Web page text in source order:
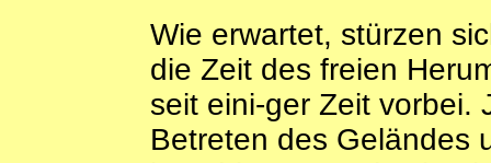
Wie erwartet, stürzen
die Zeit des freien
seit eini-ger Zeit vorbei.
Betreten des Geländes